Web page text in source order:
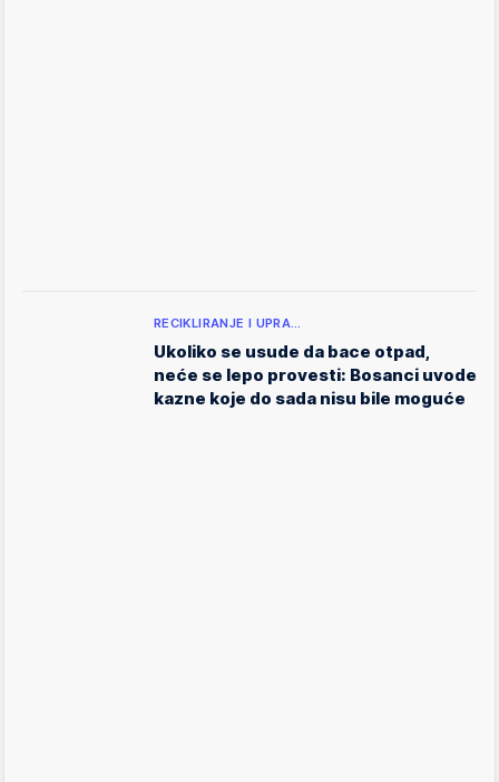
RECIKLIRANJE I UPRA…
Ukoliko se usude da bace otpad,
neće se lepo provesti: Bosanci uvode
kazne koje do sada nisu bile moguće